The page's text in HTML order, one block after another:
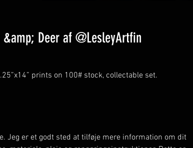
Deer af @LesleyArtfin
prints on 100# stock, collectable set.
Jeg er et godt sted at tilføje mere information om dit